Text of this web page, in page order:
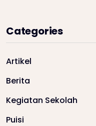
Categories
Artikel
Berita
Kegiatan Sekolah
Puisi